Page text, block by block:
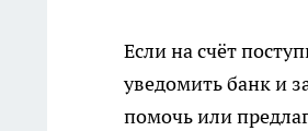
Если на счёт
уведомить банк и
помочь или